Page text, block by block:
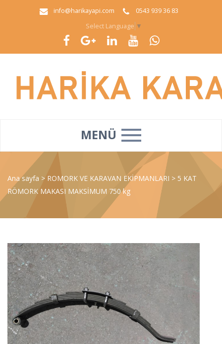
info@harikayapi.com
0543 939 36 83
Select Language ▼
MENÜ
Ana sayfa > ROMORK VE KARAVAN EKİPMANLARI > 5 KAT
RÖMORK MAKASI MAKSİMUM 750 kg